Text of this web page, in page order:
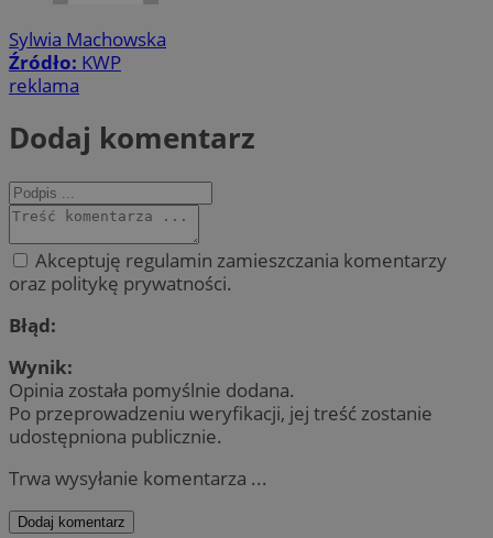
Sylwia Machowska
Źródło: KWP
reklama
Dodaj komentarz
Akceptuję regulamin zamieszczania komentarzy
oraz politykę prywatności.
Błąd:
Wynik:
Opinia została pomyślnie dodana.
Po przeprowadzeniu weryfikacji, jej treść zostanie
udostępniona publicznie.
Trwa wysyłanie komentarza ...
Dodaj komentarz